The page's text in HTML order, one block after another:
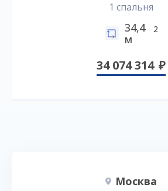
1 спальня
34,4
м
2
34 074 314
Москва